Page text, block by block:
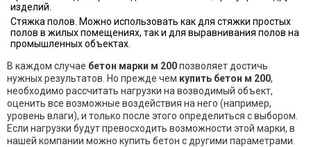
изделий.
Стяжка полов. Можно использовать как для стяжки простых
полов в жилых помещениях, так и для выравнивания полов на
промышленных объектах.
В каждом случае бетон марки м 200позволяет достичь
нужных результатов. Но прежде чем купить бетон м 200,
необходимо рассчитать нагрузки на возводимый объект,
оценить все возможные воздействия на него (например,
уровень влаги), и только после этого определиться с выбором.
Если нагрузки будут превосходить возможности этой марки, в
нашей компании можно купить бетон с другими параметрами.